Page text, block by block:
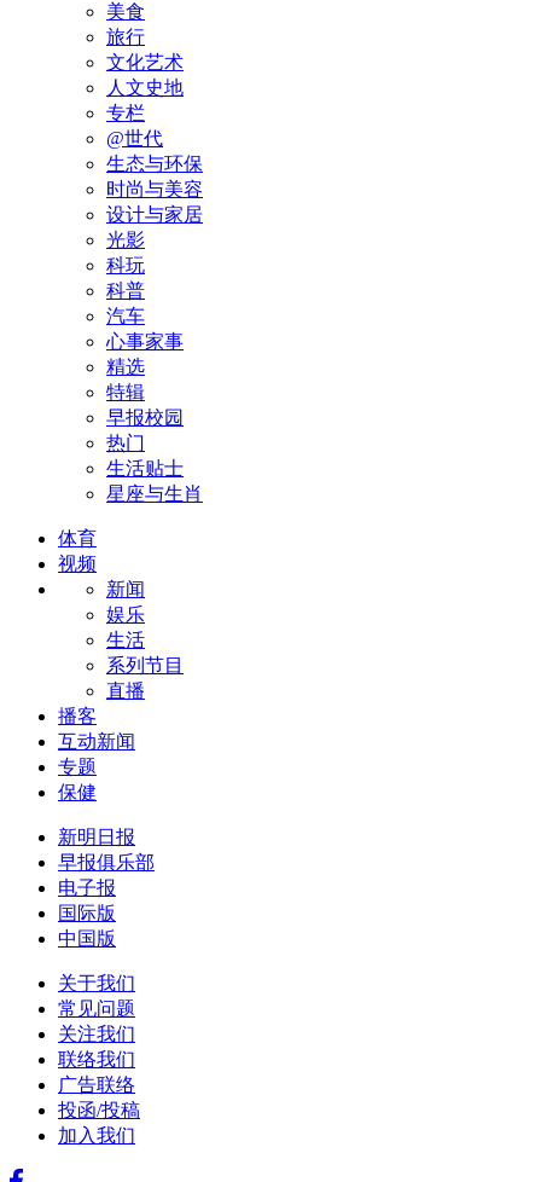
美食
旅行
文化艺术
人文史地
专栏
@世代
生态与环保
时尚与美容
设计与家居
光影
科玩
科普
汽车
心事家事
精选
特辑
早报校园
热门
生活贴士
星座与生肖
体育
视频
新闻
娱乐
生活
系列节目
直播
播客
互动新闻
专题
保健
新明日报
早报俱乐部
电子报
国际版
中国版
关于我们
常见问题
关注我们
联络我们
广告联络
投函/投稿
加入我们